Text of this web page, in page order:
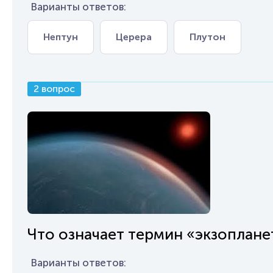
Варианты ответов:
Нептун Церера Плутон
2 вопрос
Что означает термин
Варианты ответов: